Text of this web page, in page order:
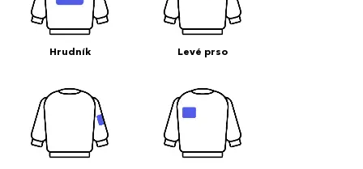
Hrudník Levé prso